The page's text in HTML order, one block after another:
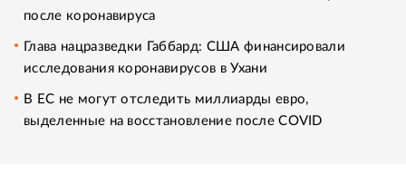
после коронавируса
Глава нацразведки Габбард: США финансировали
исследования коронавирусов в Ухани
В ЕС не могут отследить миллиарды евро,
выделенные на восстановление после COVID